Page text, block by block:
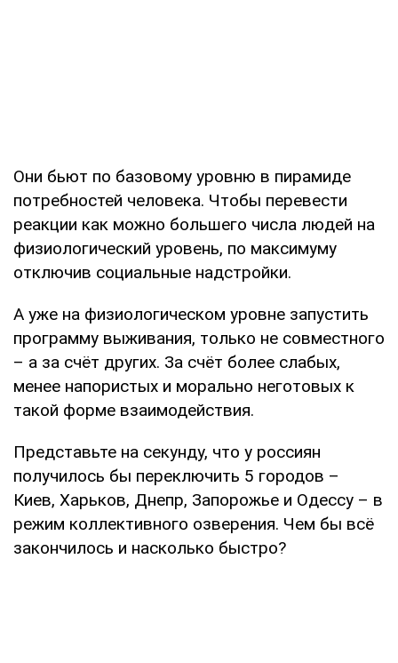
Они бьют по базовому уровню в пирамиде
потребностей человека. Чтобы перевести
реакции как можно большего числа людей на
физиологический уровень, по максимуму
отключив социальные надстройки.
А уже на физиологическом уровне запустить
программу выживания, только не совместного
– а за счёт других. За счёт более слабых,
менее напористых и морально неготовых к
такой форме взаимодействия.
Представьте на секунду, что у россиян
получилось бы переключить 5 городов –
Киев, Харьков, Днепр, Запорожье и Одессу – в
режим коллективного озверения. Чем бы всё
закончилось и насколько быстро?